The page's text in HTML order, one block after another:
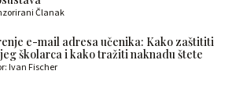
Članak
e-mail adresa učenika: Kako zaštititi
školarca i kako tražiti naknadu štete
Ivan Fischer